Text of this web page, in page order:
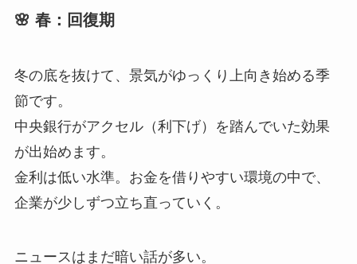
🌸 春：回復期
冬の底を抜けて、景気がゆっくり上向き始める季
節です。
中央銀行がアクセル（利下げ）を踏んでいた効果
が出始めます。
金利は低い水準。お金を借りやすい環境の中で、
企業が少しずつ立ち直っていく。
ニュースはまだ暗い話が多い。